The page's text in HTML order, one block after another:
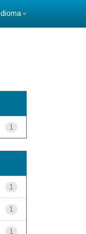
Idioma
1
1
1
1